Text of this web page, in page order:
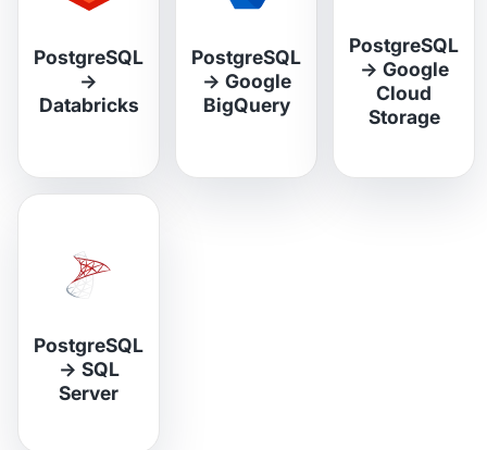
PostgreSQL
→
Databricks
PostgreSQL
→ Google
BigQuery
PostgreSQL
→ Google
Cloud
Storage
PostgreSQL
→ SQL
Server